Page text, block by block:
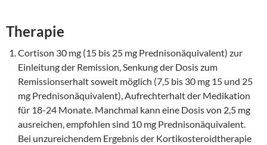
Therapie
Cortison 30 mg (15 bis 25 mg Prednisonäquivalent) zur
Einleitung der Remission, Senkung der Dosis zum
Remissionserhalt soweit möglich (7,5 bis 30 mg 15 und 25
mg Prednisonäquivalent), Aufrechterhalt der Medikation
für 18-24 Monate. Manchmal kann eine Dosis von 2,5 mg
ausreichen, empfohlen sind 10 mg Prednisonäquivalent.
Bei unzureichendem Ergebnis der Kortikosteroidtherapie